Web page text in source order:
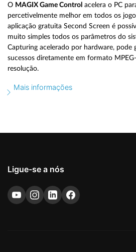
O MAGIX Game Control acelera o PC
percetivelmente melhor em todos os
aplicação gratuita Second Screen é
muito simples todos os parâmetros do
Capturing acelerado por hardware, pode
sucessos diretamente em formato
resolução.
Mais informações
Ligue-se a nós